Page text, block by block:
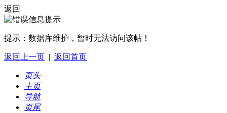
返回
提示： 数据库维护，暂时无法访问该帖！
返回上一页 | 返回首页
页头
主页
导航
页尾